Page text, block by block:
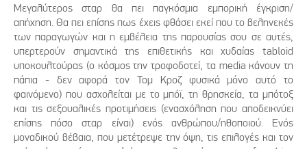
Μεγαλύτερος σταρ θα πει παγκόσμια εμπορική έγκριση/
απήχηση. Θα πει επίσης πως έχεις φθάσει εκεί που το βεληνεκές
των παραγωγών και η εμβέλεια της παρουσίας σου σε αυτές,
υπερτερούν σημαντικά της επιθετικής και χυδαίας tabloid
υποκουλτούρας (ο κόσμος την τροφοδοτεί, τα media κάνουν τη
πάπια - δεν αφορά τον Τομ Κροζ φυσικά μόνο αυτό το
φαινόμενο) που ασχολείται με το μπόϊ, τη θρησκεία, τα μπότοξ
και τις σεξουαλικές προτιμήσεις (ενασχόληση που αποδεικνύει
επίσης πόσο σταρ είναι) ενός ανθρώπου/ηθοποιού. Ενός
μοναδικού βέβαια, που μετέτρεψε την όψη, τις επιλογές και τον